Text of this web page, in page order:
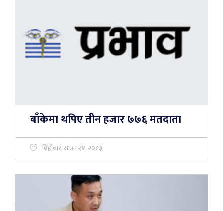
बाँकेमा थपिए तीन हजार ७७६ मतदाता
बिहीबार, साउन २१, २०८३